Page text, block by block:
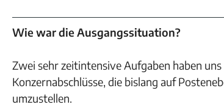
Wie war die Ausgangssituation?
Zwei sehr zeitintensive Aufgaben haben
Konzernabschlüsse, die bislang auf
umzustellen.